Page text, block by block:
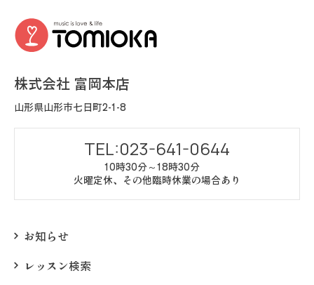
株式会社 富岡本店
山形県山形市七日町2-1-8
TEL:023-641-0644
10時30分～18時30分
火曜定休、その他臨時休業の場合あり
お知らせ
レッスン検索